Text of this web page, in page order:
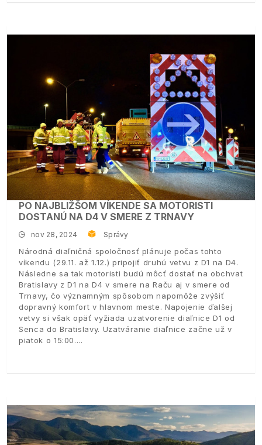
PO NAJBLIŽŠOM VÍKENDE SA MOTORISTI
DOSTANÚ NA D4 V SMERE Z TRNAVY
nov 28, 2024 Správy
Národná diaľničná spoločnosť plánuje počas tohto
víkendu (29.11. až 1.12.) pripojiť druhú vetvu z D1 na D4.
Následne sa tak motoristi budú môcť dostať na obchvat
Bratislavy z D1 na D4 v smere na Raču aj v smere od
Trnavy, čo významným spôsobom napomôže zvýšiť
dopravný komfort v hlavnom meste. Napojenie ďalšej
vetvy si však opäť vyžiada uzatvorenie diaľnice D1 od
Senca do Bratislavy. Uzatváranie diaľnice začne už v
piatok o 15:00.